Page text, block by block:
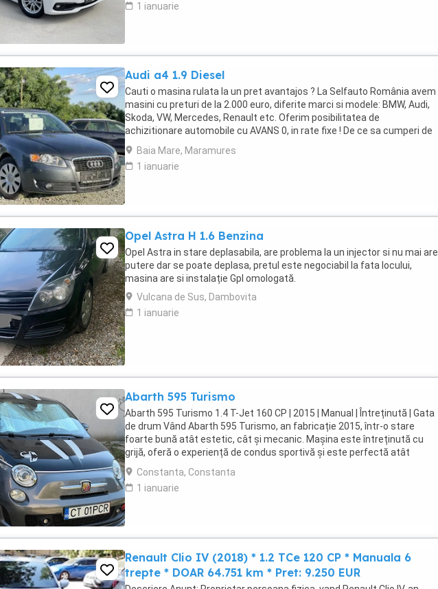
1 ianuarie
Audi a4 1.9 Diesel
Cauti o masina rulata la un pret avantajos ? La Selfauto România avem
masini cu preturi de la 2.000 euro, diferite marci si modele: BMW, Audi,
Skoda, VW, Mercedes, Renault etc. Oferim posibilitatea de
achizitionare automobile cu AVANS 0, in rate fixe ! De ce sa cumperi de
la noi ? Sistem avantajos ...
Baia Mare, Maramures
1 ianuarie
Opel Astra H 1.6 Benzina
Opel Astra in stare deplasabila, are problema la un injector si nu mai are
putere dar se poate deplasa, pretul este negociabil la fata locului,
masina are si instalație Gpl omologată.
Vulcana de Sus, Dambovita
1 ianuarie
Abarth 595 Turismo
Abarth 595 Turismo 1.4 T-Jet 160 CP | 2015 | Manual | Întreținută | Gata
de drum Vând Abarth 595 Turismo, an fabricație 2015, într-o stare
foarte bună atât estetic, cât și mecanic. Mașina este întreținută cu
grijă, oferă o experiență de condus sportivă și este perfectă atât
pentru oraș, cât și pentru ...
Constanta, Constanta
1 ianuarie
Renault Clio IV (2018) * 1.2 TCe 120 CP * Manuala 6
trepte * DOAR 64.751 km * Pret: 9.250 EUR